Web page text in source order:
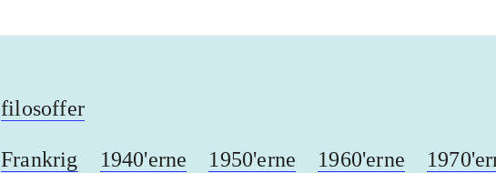
filosoffer
Frankrig 1940'erne 1950'erne 1960'erne